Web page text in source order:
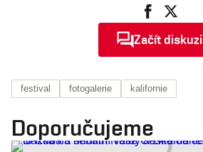
Začít diskuzi
festival fotogalerie kalifornie
Doporučujeme